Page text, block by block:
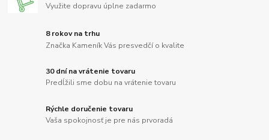
Využite dopravu úplne zadarmo
8 rokov na trhu
Značka Kameník Vás presvedčí o kvalite
30 dní na vrátenie tovaru
Predĺžili sme dobu na vrátenie tovaru
Rýchle doručenie tovaru
Vaša spokojnosť je pre nás prvoradá